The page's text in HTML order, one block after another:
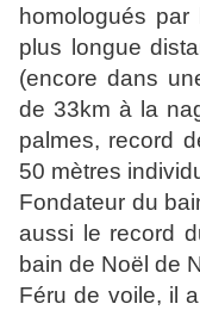
homologués par
plus longue
(encore dans
de 33km à la
palmes, record
50 mètres
Fondateur du
aussi le record
bain de Noël de
Féru de voile, il